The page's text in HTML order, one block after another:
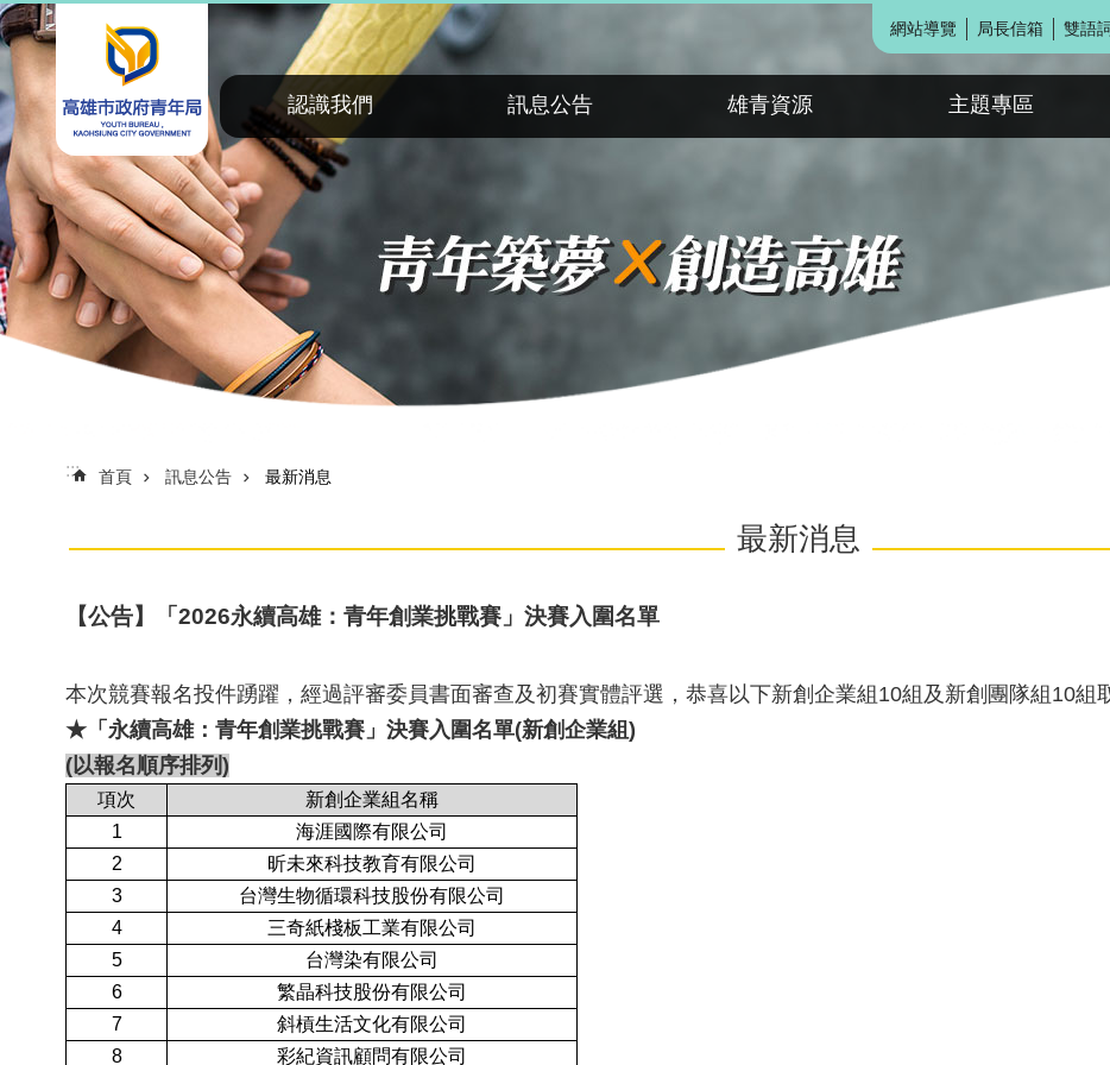
跳到主要內容區塊 網站導覽 局長信箱 雙語
認識我們 訊息公告 雄青資源 主題專區
::: 首頁 訊息公告 最新消息
最新消息
【公告】「2026永續高雄：青年創業挑戰賽」決賽入圍名單
本次競賽報名投件踴躍，經過評審委員書面審查及初賽實體評選，恭喜以下新創企業組10組及新創團隊組10組
★ 「永續高雄：青年創業挑戰賽」 決賽入圍名單(新創企業組)
(以報名順序排列 )
項次
新創企業組名稱
1
海涯國際有限公司
2
昕未來科技教育有限公司
3
台灣生物循環科技股份有限公司
4
三奇紙棧板工業有限公司
5
台灣染有限公司
6
繁晶科技股份有限公司
7
斜槓生活文化有限公司
8
彩紀資訊顧問有限公司